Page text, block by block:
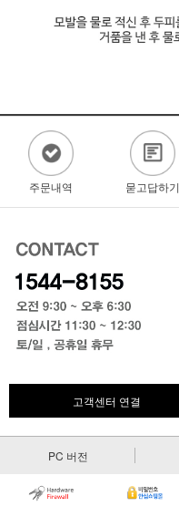
주문내역 묻고답하기
고객센터 연결
PC 버전